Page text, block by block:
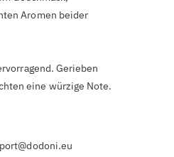
Aromen beider
Gerieben
eine würzige Note.